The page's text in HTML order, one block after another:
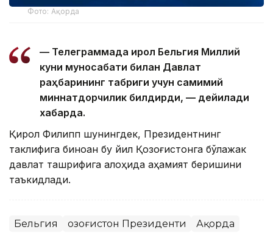
Фото: Ақорда
— Телеграммада Қирол Бельгия Миллий
куни муносабати билан Давлат
раҳбарининг табриги учун самимий
миннатдорчилик билдирди, — дейилади
хабарда.
Қирол Филипп шунингдек, Президентнинг
таклифига биноан бу йил Қозоғистонга бўлажак
давлат ташрифига алоҳида аҳамият беришини
таъкидлади.
Бельгия Қозоғистон Президенти Ақорда